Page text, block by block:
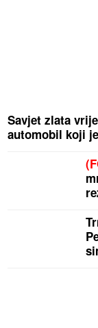
Savjet zlata
automobil koji